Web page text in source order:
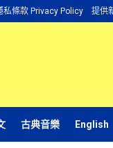
私條款 Privacy Policy 提供
古典音樂 English